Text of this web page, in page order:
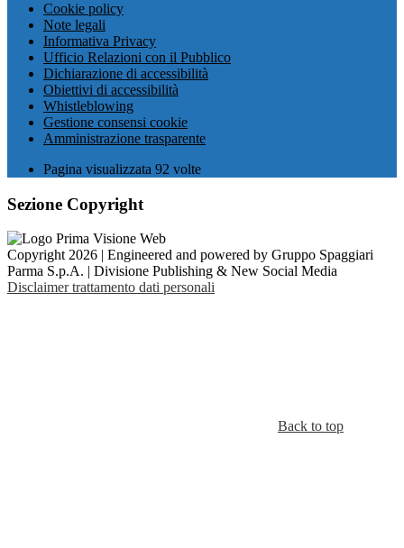
Cookie policy
Note legali
Informativa Privacy
Ufficio Relazioni con il Pubblico
Dichiarazione di accessibilità
Obiettivi di accessibilità
Whistleblowing
Gestione consensi cookie
Amministrazione trasparente
Pagina visualizzata 92 volte
Sezione Copyright
Copyright 2026 | Engineered and powered by Gruppo Spaggiari
Parma S.p.A. | Divisione Publishing & New Social Media
Disclaimer trattamento dati personali
Back to top